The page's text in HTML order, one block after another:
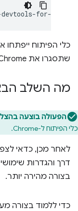
כלי הפיתוח
שתסגרו את Chrome.
מה השלב
הפעולה בוצעה
כלי הפיתוח ל-Chrome.
לאחר מכן, כדאי
דרך והגדרות
בצורה מהירה יותר.
כדי ללמוד בצורה